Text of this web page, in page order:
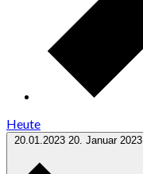
Heute
20.01.2023 20. Januar 2023